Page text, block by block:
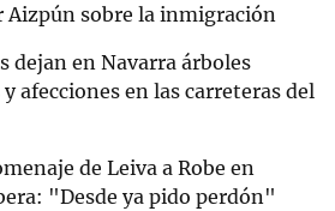
Aizpún sobre la inmigración
dejan en Navarra árboles
afecciones en las carreteras del
de Leiva a Robe en
"Desde ya pido perdón"